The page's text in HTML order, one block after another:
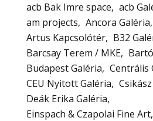
acb Bak Imre space
acb
am projects
Ancora Galéria
Artus Kapcsolótér
B32
Barcsay Terem / MKE
Budapest Galéria
Centrális
CEU Nyitott Galéria
Deák Erika Galéria
Einspach & Czapolai Fine Art